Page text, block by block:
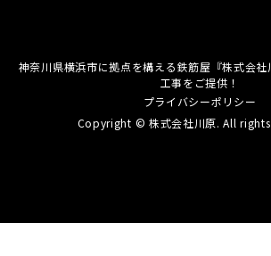
神奈川県横浜市に拠点を構える鉄筋屋『株式会
工事をご提供！
プライバシーポリシー
Copyright © 株式会社川原. All rights